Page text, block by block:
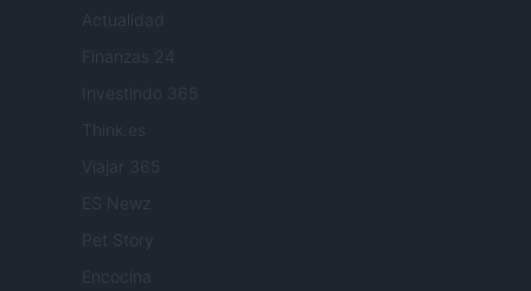
Actualidad
Finanzas 24
Investindo 365
Think.es
Viajar 365
ES Newz
Encocina